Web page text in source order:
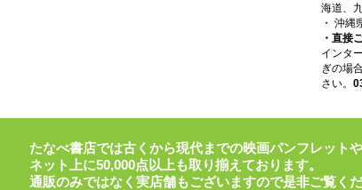
海道、
・ 沖縄
・直接
インタ
ぎの場
さい。
たなべ書店では古くから現代までの映画パンフレット
ネット上に50,000点以上も取り揃えております。
通販のみではなく実店舗もございますので是非ご覧く